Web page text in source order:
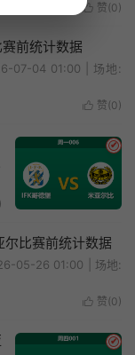
 赞( 0)
前统计数据
07-04 01:00 | 场地:
 赞(0)
✔
)
比赛前统计数据
05-26 01:00 | 场地:
 赞(0)
✔